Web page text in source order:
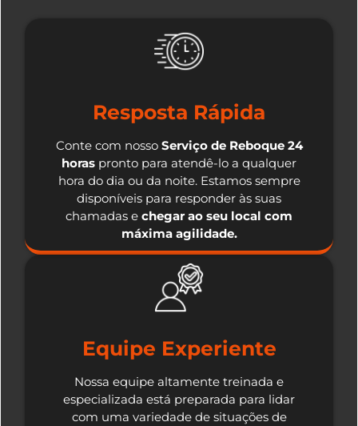
Resposta Rápida
Conte com nosso Serviço de Reboque 24
horas pronto para atendê-lo a qualquer
hora do dia ou da noite. Estamos sempre
disponíveis para responder às suas
chamadas e chegar ao seu local com
máxima agilidade.
Equipe Experiente
Nossa equipe altamente treinada e
especializada está preparada para lidar
com uma variedade de situações de